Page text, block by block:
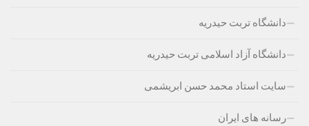
دانشگاه تربت حیدریه
دانشگاه آزاد اسلامی تربت حیدریه
سایت استاد محمد حسن ابریشمی
رسانه های ایران